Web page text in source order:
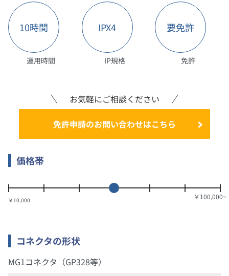
10時間
運用時間
IPX4
IP規格
要免許
免許
お気軽にご相談ください
免許申請のお問い合わせはこちら
価格帯
￥10,000
コネクタの形状
MG1コネクタ（GP328等）